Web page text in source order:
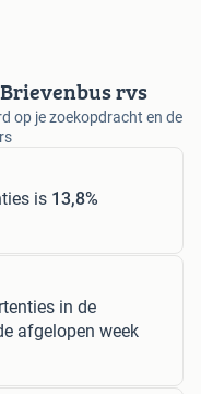
rvs
op je zoekopdracht en de
is 13,8%
in de
afgelopen week